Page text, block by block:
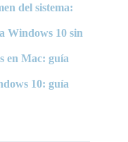
del sistema:
Windows 10 sin
en Mac: guía
10: guía